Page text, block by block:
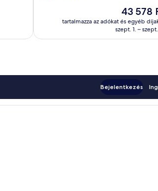
értékelés
Az
ár
43 578 Ft
43 578
tartalmazza az adókat és egyéb
szept. 1. –
Bejelentkezés